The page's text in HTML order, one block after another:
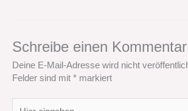
Schreibe einen Kommentar
Deine E-Mail-Adresse wird nicht
Felder sind mit * markiert